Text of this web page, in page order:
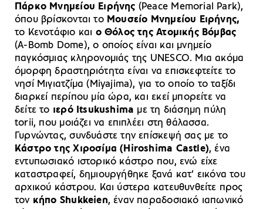
Πάρκο Μνημείου Ειρήνης (Peace Memorial Park),
όπου βρίσκονται το Μουσείο Μνημείου Ειρήνης,
το Κενοτάφιο και ο Θόλος της Ατομικής Βόμβας
(A-Bomb Dome), ο οποίος είναι και μνημείο
παγκόσμιας κληρονομιάς της UNESCO. Μια ακόμα
όμορφη δραστηριότητα είναι να επισκεφτείτε το
νησί Μιγιατζίμα (Miyajima), για το οποίο το ταξίδι
διαρκεί περίπου μία ώρα, και εκεί μπορείτε να
δείτε το ιερό Itsukushima με τη διάσημη πύλη
torii, που μοιάζει να επιπλέει στη θάλασσα.
Γυρνώντας, συνδυάστε την επίσκεψή σας με το
Κάστρο της Χιροσίμα (Hiroshima Castle), ένα
εντυπωσιακό ιστορικό κάστρο που, ενώ είχε
καταστραφεί, δημιουργήθηκε ξανά κατ’ εικόνα του
αρχικού κάστρου. Και ύστερα κατευθυνθείτε προς
τον κήπο Shukkeien, έναν παραδοσιακό ιαπωνικό